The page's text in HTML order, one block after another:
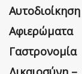
Αυτοδιοίκηση
Αφιερώματα
Γαστρονομία